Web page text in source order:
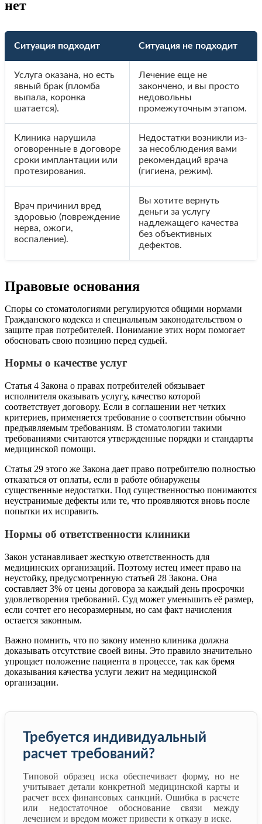
нет
Ситуация подходит Ситуация не подходит
Услуга оказана, но есть
явный брак (пломба
выпала, коронка
шатается).
Лечение еще не
закончено, и вы просто
недовольны
промежуточным этапом.
Клиника нарушила
оговоренные в договоре
сроки имплантации или
протезирования.
Недостатки возникли из-
за несоблюдения вами
рекомендаций врача
(гигиена, режим).
Врач причинил вред
здоровью (повреждение
нерва, ожоги,
воспаление).
Вы хотите вернуть
деньги за услугу
надлежащего качества
без объективных
дефектов.
Правовые основания
Споры со стоматологиями регулируются общими нормами
Гражданского кодекса и специальным законодательством о
защите прав потребителей. Понимание этих норм помогает
обосновать свою позицию перед судьей.
Нормы о качестве услуг
Статья 4 Закона о правах потребителей обязывает
исполнителя оказывать услугу, качество которой
соответствует договору. Если в соглашении нет четких
критериев, применяется требование о соответствии обычно
предъявляемым требованиям. В стоматологии такими
требованиями считаются утвержденные порядки и стандарты
медицинской помощи.
Статья 29 этого же Закона дает право потребителю полностью
отказаться от оплаты, если в работе обнаружены
существенные недостатки. Под существенностью понимаются
неустранимые дефекты или те, что проявляются вновь после
попытки их исправить.
Нормы об ответственности клиники
Закон устанавливает жесткую ответственность для
медицинских организаций. Поэтому истец имеет право на
неустойку, предусмотренную статьей 28 Закона. Она
составляет 3% от цены договора за каждый день просрочки
удовлетворения требований. Суд может уменьшить её размер,
если сочтет его несоразмерным, но сам факт начисления
остается законным.
Важно помнить, что по закону именно клиника должна
доказывать отсутствие своей вины. Это правило значительно
упрощает положение пациента в процессе, так как бремя
доказывания качества услуги лежит на медицинской
организации.
Требуется индивидуальный
расчет требований?
Типовой образец иска обеспечивает форму, но не
учитывает детали конкретной медицинской карты и
расчет всех финансовых санкций. Ошибка в расчете
или недостаточное обоснование связи между
лечением и вредом может привести к отказу в иске.